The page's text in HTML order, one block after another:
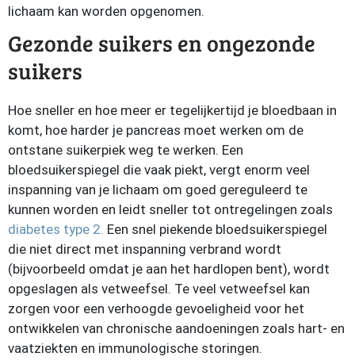
lichaam kan worden opgenomen.
Gezonde suikers en ongezonde
suikers
Hoe sneller en hoe meer er tegelijkertijd je bloedbaan in
komt, hoe harder je pancreas moet werken om de
ontstane suikerpiek weg te werken. Een
bloedsuikerspiegel die vaak piekt, vergt enorm veel
inspanning van je lichaam om goed gereguleerd te
kunnen worden en leidt sneller tot ontregelingen zoals
diabetes type 2. Een snel piekende bloedsuikerspiegel
die niet direct met inspanning verbrand wordt
(bijvoorbeeld omdat je aan het hardlopen bent), wordt
opgeslagen als vetweefsel. Te veel vetweefsel kan
zorgen voor een verhoogde gevoeligheid voor het
ontwikkelen van chronische aandoeningen zoals hart- en
vaatziekten en immunologische storingen.